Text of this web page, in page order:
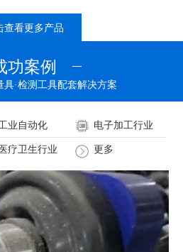
查看更多产品
功案例
具·检测工具配套解决方案
业自动化 电子加工行业
医疗卫生行业 更多